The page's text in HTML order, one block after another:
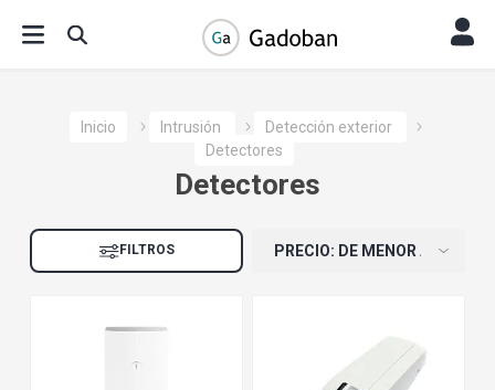
Inicio Intrusión
Detección exterior
Detectores
Detectores
FILTROS